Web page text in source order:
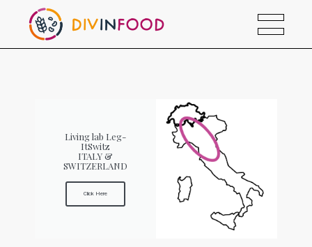
Living lab Leg-
ItSwitz
ITALY &
SWITZERLAND
Click Here